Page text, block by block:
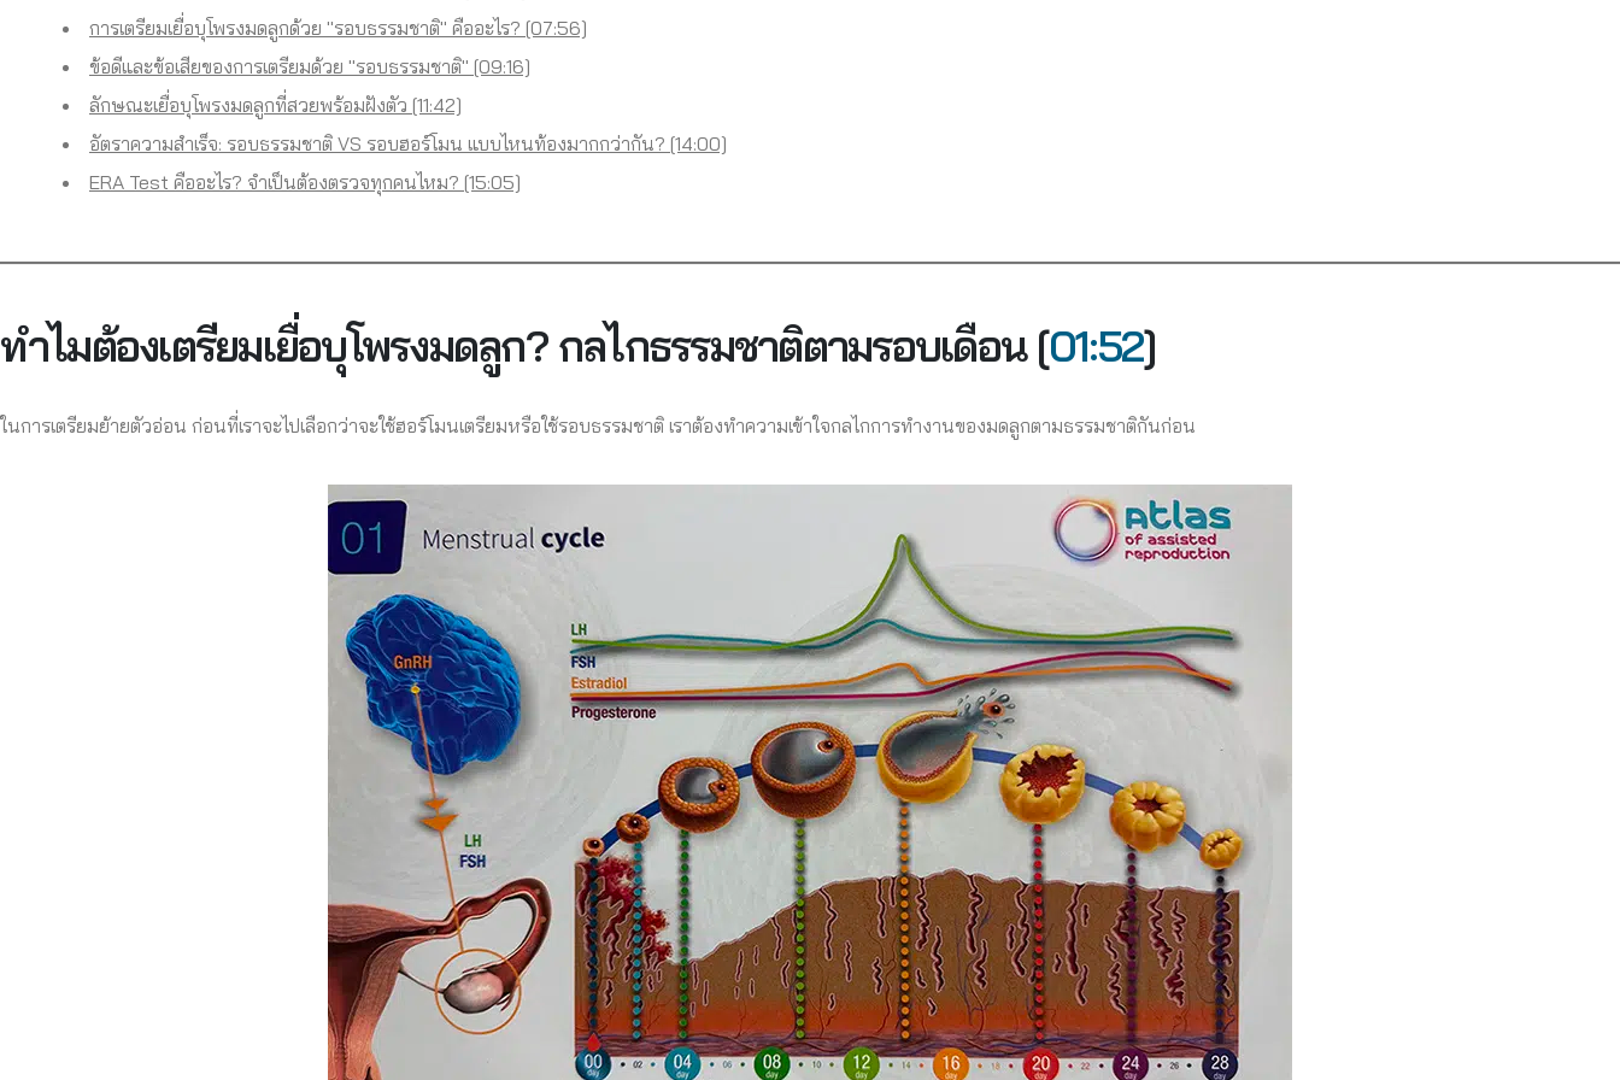
การเตรียมเยื่อบุโพรงมดลูกด้วย "รอบธรรมชาติ" คืออะไร? [07:56]
ข้อดีและข้อเสียของการเตรียมด้วย "รอบธรรมชาติ" [09:16]
ลักษณะเยื่อบุโพรงมดลูกที่สวยพร้อมฝังตัว [11:42]
อัตราความสำเร็จ: รอบธรรมชาติ VS รอบฮอร์โมน แบบไหนท้องมากกว่ากัน? [14:00]
ERA Test คืออะไร? จำเป็นต้องตรวจทุกคนไหม? [15:05]
ทำไมต้องเตรียมเยื่อบุโพรงมดลูก? กลไกธรรมชาติตามรอบเดือน [01:52]
ในการเตรียมย้ายตัวอ่อน ก่อนที่เราจะไปเลือกว่าจะใช้ฮอร์โมนเตรียมหรือใช้รอบธรรมชาติ เราต้องทำความเข้าใจกลไกการทำงานของมดลูกตามธรรมชาติกันก่อน